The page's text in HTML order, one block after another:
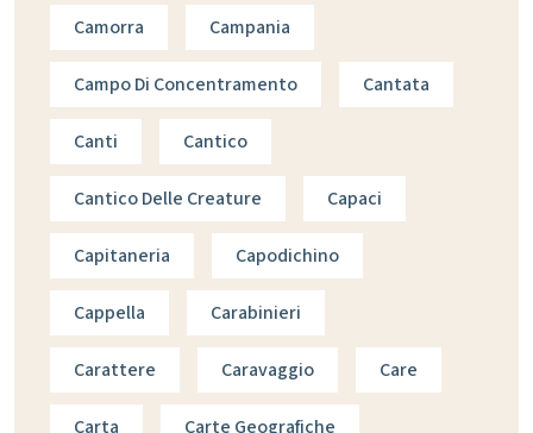
Camorra Campania
Campo Di Concentramento Cantata
Canti Cantico
Cantico Delle Creature Capaci
Capitaneria Capodichino
Cappella Carabinieri
Carattere Caravaggio Care
Carta Carte Geografiche